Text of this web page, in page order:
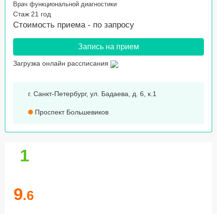
Врач функциональной диагностики
Стаж 21 год
Стоимость приема - по запросу
Запись на прием
Загрузка онлайн рассписания
г. Санкт-Петербург, ул. Бадаева, д. 6, к.1
Проспект Большевиков
1
9.6